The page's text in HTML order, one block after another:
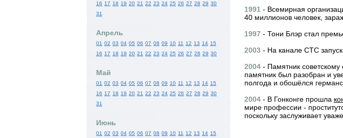
1991 - Всемирная
40 миллионов человек,
1997 - Тони Блэр стал
2003 - На канале СТС
2004 - Памятник советскому
памятник был разобран и
полгода и обошёлся
2004 - В Гонконге прошла
мире профессии -
поскольку заслуживает
16 17 18 19 20 21 22 23 24 25 26 27 28 29 30
31
Апрель
01 02 03 04 05 06 07 08 09 10 11 12 13 14 15
16 17 18 19 20 21 22 23 24 25 26 27 28 29 30
Май
01 02 03 04 05 06 07 08 09 10 11 12 13 14 15
16 17 18 19 20 21 22 23 24 25 26 27 28 29 30
31
Июнь
01 02 03 04 05 06 07 08 09 10 11 12 13 14 15